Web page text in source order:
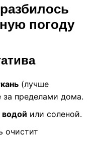
погоду
(лучше
пределами дома.
водой или соленой.
очистит